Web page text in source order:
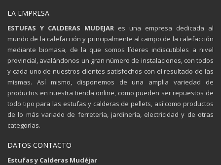
LA EMPRESA
ESTUFAS Y CALDERAS MUDEJAR es una empresa dedicada al
mundo de la calefacción y principalmente al campo de la calefacción
mediante biomasa, de la que somos líderes indiscutibles a nivel
provincial, avalándonos un gran número de instalaciones, con todos
y cada uno de nuestros clientes satisfechos con el resultado de las
mismas. Así mismo, disponemos de una amplia variedad de
productos en nuestra tienda online, como pueden ser repuestos de
todo tipo para las estufas y calderas de pellets, así como productos
de lo más variado de ferretería, jardinería, electricidad y de otras
categorías.
DATOS CONTACTO
Estufas y Calderas Mudéjar